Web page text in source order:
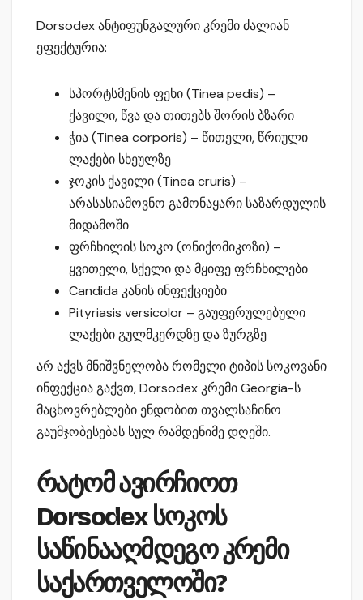
Dorsodex ანტიფუნგალური კრემი ძალიან
ეფექტურია:
სპორტსმენის ფეხი (Tinea pedis) –
ქავილი, წვა და თითებს შორის ბზარი
ჭია (Tinea corporis) – წითელი, წრიული
ლაქები სხეულზე
ჯოკის ქავილი (Tinea cruris) –
არასასიამოვნო გამონაყარი საზარდულის
მიდამოში
ფრჩხილის სოკო (ონიქომიკოზი) –
ყვითელი, სქელი და მყიფე ფრჩხილები
Candida კანის ინფექციები
Pityriasis versicolor – გაუფერულებული
ლაქები გულმკერდზე და ზურგზე
არ აქვს მნიშვნელობა რომელი ტიპის სოკოვანი
ინფექცია გაქვთ, Dorsodex კრემი Georgia-ს
მაცხოვრებლები ენდობით თვალსაჩინო
გაუმჯობესებას სულ რამდენიმე დღეში.
რატომ ავირჩიოთ
Dorsodex სოკოს
საწინააღმდეგო კრემი
საქართველოში?